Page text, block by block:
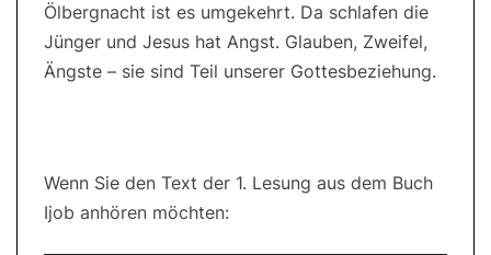
Ölbergnacht ist es umgekehrt. Da schlafen die
Jünger und Jesus hat Angst. Glauben, Zweifel,
Ängste – sie sind Teil unserer Gottesbeziehung.
Wenn Sie den Text der 1. Lesung aus dem Buch
Ijob anhören möchten: